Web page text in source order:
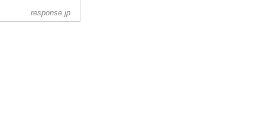
response.jp